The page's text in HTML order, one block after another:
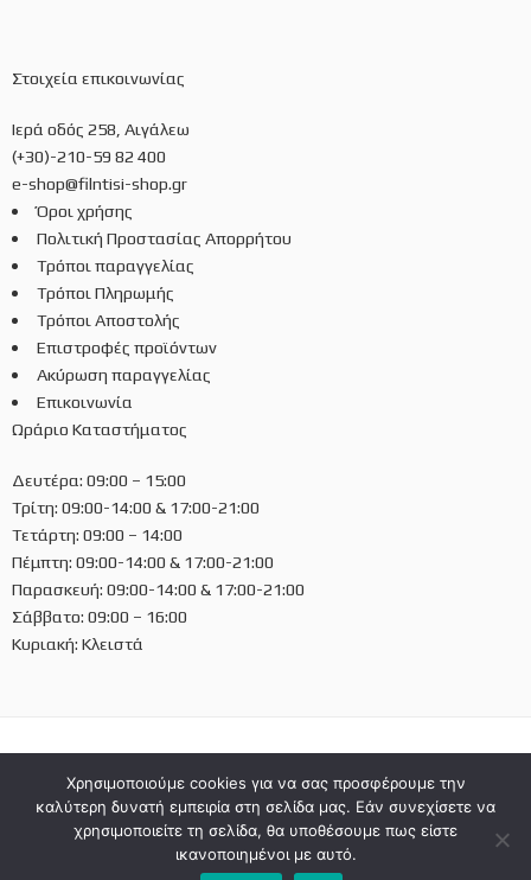
Στοιχεία επικοινωνίας
Ιερά οδός 258, Αιγάλεω
(+30)-210-59 82 400
e-shop@filntisi-shop.gr
Όροι χρήσης
Πολιτική Προστασίας Απορρήτου
Τρόποι παραγγελίας
Τρόποι Πληρωμής
Τρόποι Αποστολής
Επιστροφές προϊόντων
Ακύρωση παραγγελίας
Επικοινωνία
Ωράριο Καταστήματος
Δευτέρα: 09:00 – 15:00
Τρίτη: 09:00-14:00 & 17:00-21:00
Τετάρτη: 09:00 – 14:00
Πέμπτη: 09:00-14:00 & 17:00-21:00
Παρασκευή: 09:00-14:00 & 17:00-21:00
Σάββατο: 09:00 – 16:00
Κυριακή: Κλειστά
Ελληνικά
Χρησιμοποιούμε cookies για να σας προσφέρουμε την
καλύτερη δυνατή εμπειρία στη σελίδα μας. Εάν συνεχίσετε να
χρησιμοποιείτε τη σελίδα, θα υποθέσουμε πως είστε
ικανοποιημένοι με αυτό.